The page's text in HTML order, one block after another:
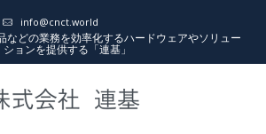
info@cnct.world
などの業務を効率化するハードウェアやソリュー
ションを提供する「連基」